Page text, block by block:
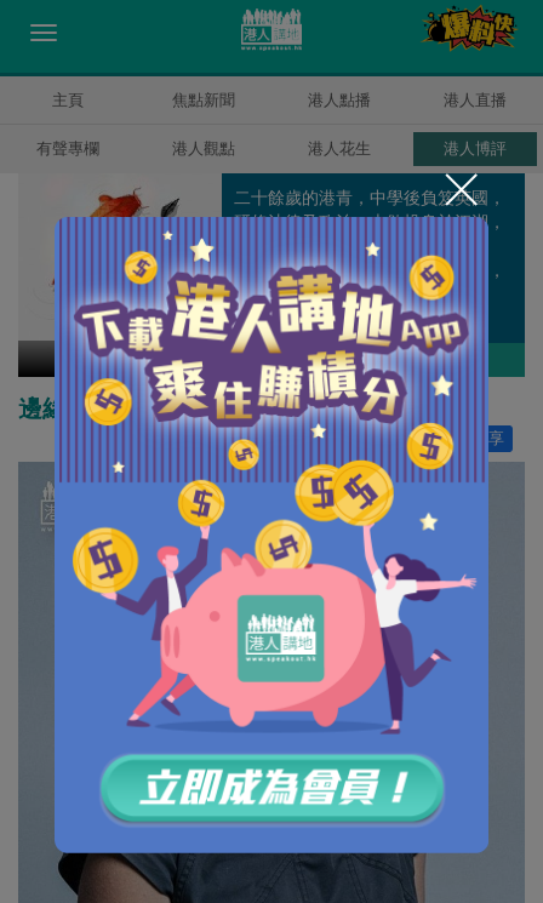
主頁 焦點新聞 港人點播 港人直播
有聲專欄 港人觀點 港人花生 港人博評
余唐
二十餘歲的港青，中學後負笈英國，
研修法律及政治。本欲投身於江湖，
卻見波譎雲詭的時政，與其淌這渾
水，不如廣邀同路朋友，談笑風生，
以法論政，於建立屬於大家的一片
「余唐」。 個人Facebook：
www.facebook.com/yu.t.205
作者其他博評
邊緣的政客慣用手段
分享
173